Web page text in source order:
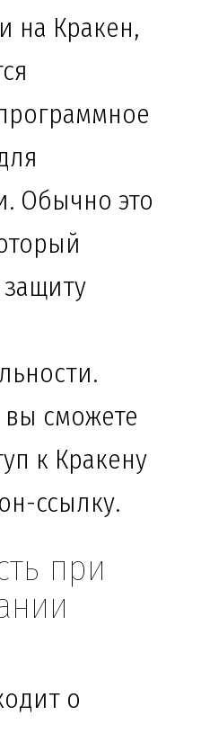
на Кракен,
Обычно это
вы сможете
к Кракену
ссылку.
при
о